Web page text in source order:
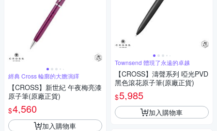
經典 Cross 輪廓的大膽演繹
【CROSS】新世紀 午夜梅亮漆
原子筆(原廠正貨)
$4,560
加入購物車
Townsend 體現了永遠的卓越
【CROSS】濤聲系列 啞光PVD
黑色滾花原子筆(原廠正貨)
$5,985
加入購物車